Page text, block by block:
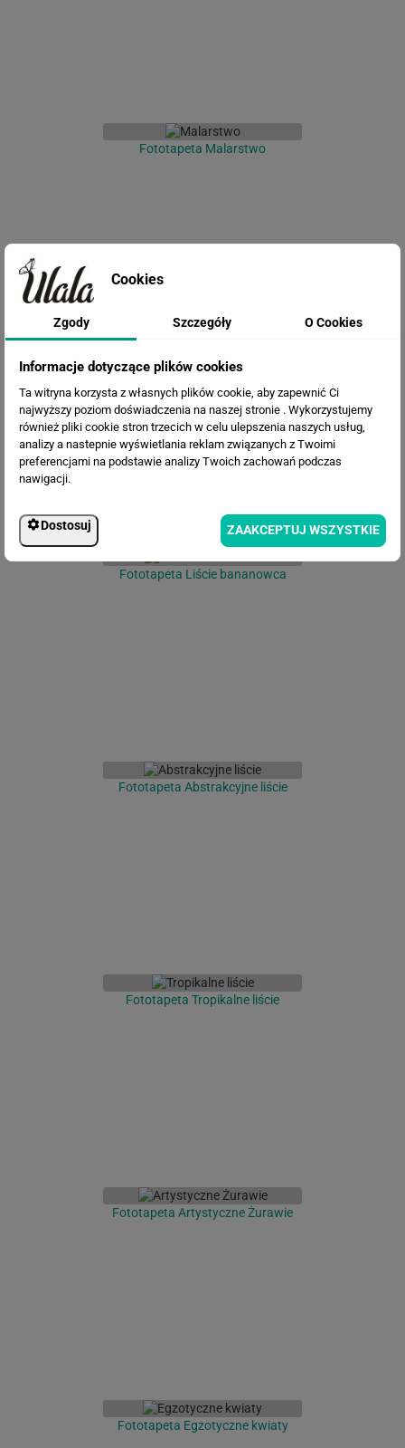
Fototapeta Malarstwo
Fototapeta Liście palmy na
betonowej ścianie
Fototapeta Liście bananowca
Fototapeta Abstrakcyjne liście
Fototapeta Tropikalne liście
Fototapeta Artystyczne Żurawie
Fototapeta Egzotyczne kwiaty
Cookies
Zgody Szczegóły O Cookies
Informacje dotyczące plików cookies
Ta witryna korzysta z własnych plików cookie, aby zapewnić Ci
najwyższy poziom doświadczenia na naszej stronie . Wykorzystujemy
również pliki cookie stron trzecich w celu ulepszenia naszych usług,
analizy a nastepnie wyświetlania reklam związanych z Twoimi
preferencjami na podstawie analizy Twoich zachowań podczas
nawigacji.
Dostosuj ZAAKCEPTUJ WSZYSTKIE